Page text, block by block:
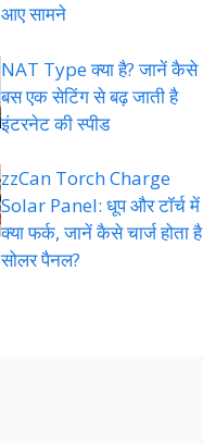
आए सामने
NAT Type क्या है? जानें कैसे
बस एक सेटिंग से बढ़ जाती है
इंटरनेट की स्पीड
zzCan Torch Charge
Solar Panel: धूप और टॉर्च में
क्या फर्क, जानें कैसे चार्ज होता है
सोलर पैनल?